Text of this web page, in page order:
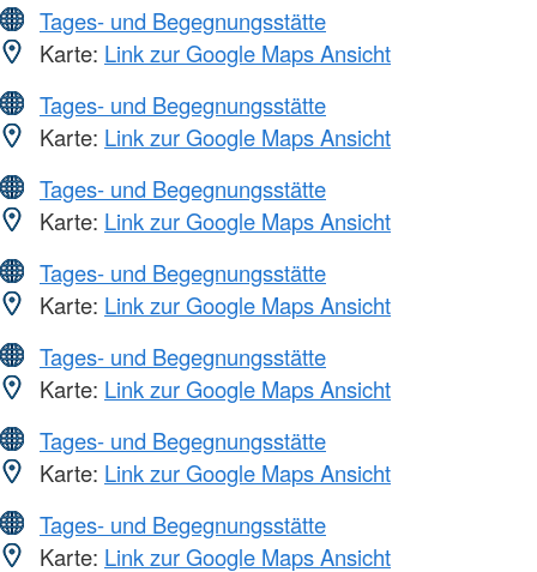
Tages- und Begegnungsstätte
Karte: Link zur Google Maps Ansicht
Tages- und Begegnungsstätte
Karte: Link zur Google Maps Ansicht
Tages- und Begegnungsstätte
Karte: Link zur Google Maps Ansicht
Tages- und Begegnungsstätte
Karte: Link zur Google Maps Ansicht
Tages- und Begegnungsstätte
Karte: Link zur Google Maps Ansicht
Tages- und Begegnungsstätte
Karte: Link zur Google Maps Ansicht
Tages- und Begegnungsstätte
Karte: Link zur Google Maps Ansicht